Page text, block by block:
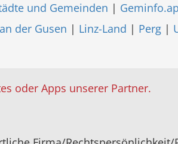
und Gemeinden |
der Gusen | Linz-Land | Perg |
oder Apps unserer Partner.